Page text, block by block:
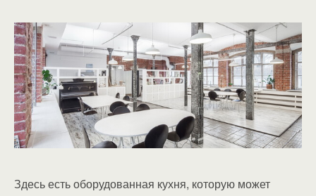
Здесь есть оборудованная кухня, которую может